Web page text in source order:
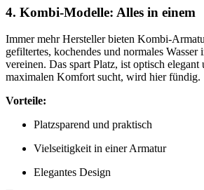
4. Kombi-Modelle: Alles in einem
Immer mehr Hersteller bieten Kombi-
gefiltertes, kochendes und normales Wasser
vereinen. Das spart Platz, ist optisch elegant
maximalen Komfort sucht, wird hier fündig.
Vorteile:
Platzsparend und praktisch
Vielseitigkeit in einer Armatur
Elegantes Design